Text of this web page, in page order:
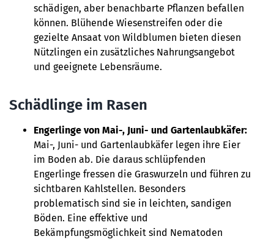
schädigen, aber benachbarte Pflanzen befallen
können. Blühende Wiesenstreifen oder die
gezielte Ansaat von Wildblumen bieten diesen
Nützlingen ein zusätzliches Nahrungsangebot
und geeignete Lebensräume.
Schädlinge im Rasen
Engerlinge von Mai-, Juni- und Gartenlaubkäfer:
Mai-, Juni- und Gartenlaubkäfer legen ihre Eier
im Boden ab. Die daraus schlüpfenden
Engerlinge fressen die Graswurzeln und führen zu
sichtbaren Kahlstellen. Besonders
problematisch sind sie in leichten, sandigen
Böden. Eine effektive und
Bekämpfungsmöglichkeit sind Nematoden